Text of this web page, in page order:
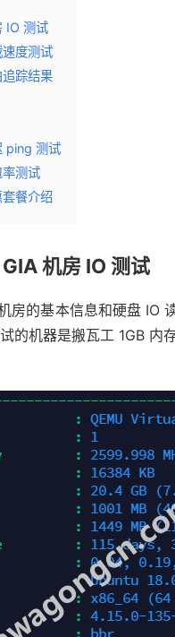
IO 测试
度测试
踪结果
ping 测试
测试
餐介绍
机房 IO 测试
房的基本信息和硬盘 IO
的机器是搬瓦工 1GB